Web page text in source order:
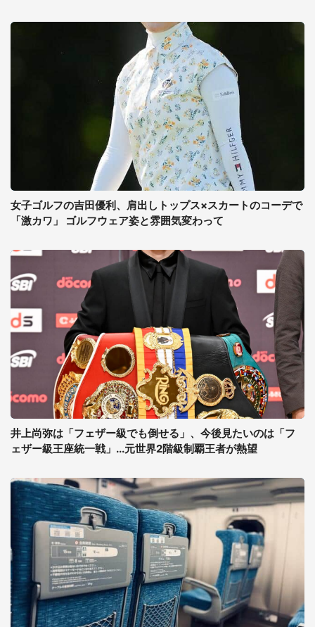
女子ゴルフの吉田優利、肩出しトップス×スカートのコーデで
「激カワ」 ゴルフウェア姿と雰囲気変わって
井上尚弥は「フェザー級でも倒せる」、今後見たいのは「フ
ェザー級王座統一戦」...元世界2階級制覇王者が熱望